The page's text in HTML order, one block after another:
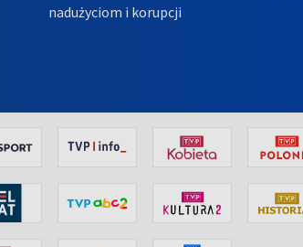
nadużyciom i korupcji